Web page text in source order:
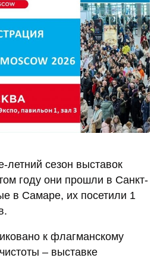
летний сезон выставок
году они прошли в Санкт-
в Самаре, их посетили 1
к флагманскому
– выставке